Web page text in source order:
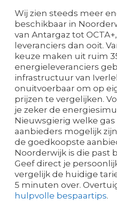
Wij zien steeds meer
beschikbaar in
van Antargaz tot
leveranciers dan ooit.
keuze maken uit ruim
energieleveranciers
infrastructuur van
onuitvoerbaar om op
prijzen te vergelijken.
je zeker de
Nieuwsgierig welke
aanbieders mogelijk
de goedkoopste
Noorderwijk is die past
Geef direct je
vergelijk de huidige
5 minuten over.
hulpvolle bespaartips.